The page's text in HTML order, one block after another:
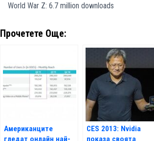
World War Z: 6.7 million downloads
Прочетете Още:
Американците
гледат онлайн най-
CES 2013: Nvidia
показа своята